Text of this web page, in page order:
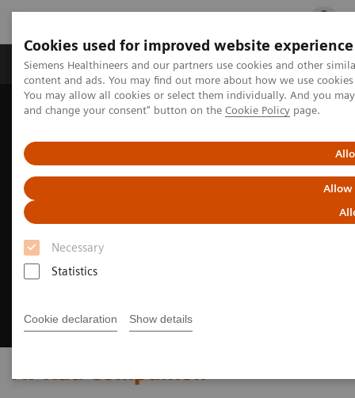
Cookies used for improved website experience
Siemens Healthineers and our partners use cookies and other
content and ads. You may find out more about how we use
You may allow all cookies or select them individually. And you
and change your consent" button on the Cookie Policy page.
Allow
Necessary
Statistics
Cookie declaration Show details
Ürün ve Hizmetler Öne Çıkanlar Sağlık
Siemens Healthineers Türkiye
Dijital Çözümler ve Otomasyon
AI-Rad Companion